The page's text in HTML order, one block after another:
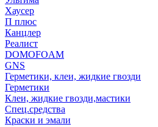
Хаусер
П плюс
Канцлер
Реалист
DOMOFOAM
GNS
Герметики, клеи, жидкие гвозди
Герметики
Клеи, жидкие гвозди,мастики
Спец.средства
Краски и эмали